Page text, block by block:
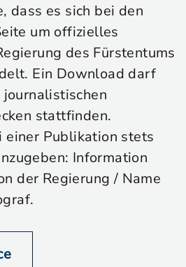
dass es sich bei den
um offizielles
des Fürstentums
Ein Download darf
stattfinden.
einer Publikation stets
Information
der Regierung / Name